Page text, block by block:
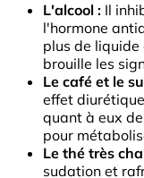
L'alcool : Il
l'hormone
plus de liquide
brouille les
Le café et le
effet
quant à eux
pour
Le thé très
sudation et